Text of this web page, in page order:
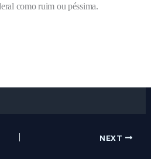
como ruim ou péssima.
NEXT